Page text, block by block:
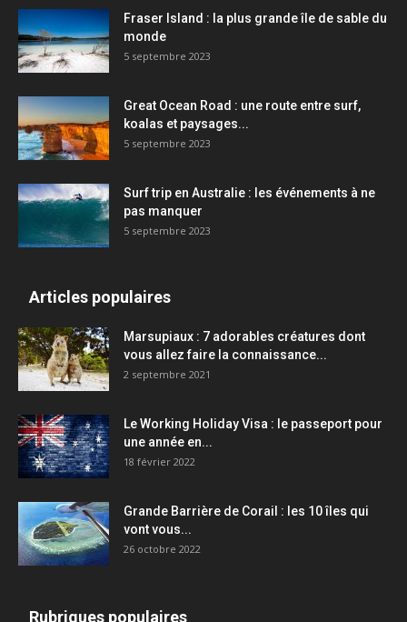
Fraser Island : la plus grande île de sable du
monde
5 septembre 2023
Great Ocean Road : une route entre surf,
koalas et paysages...
5 septembre 2023
Surf trip en Australie : les événements à ne
pas manquer
5 septembre 2023
Articles populaires
Marsupiaux : 7 adorables créatures dont
vous allez faire la connaissance...
2 septembre 2021
Le Working Holiday Visa : le passeport pour
une année en...
18 février 2022
Grande Barrière de Corail : les 10 îles qui
vont vous...
26 octobre 2022
Rubriques populaires